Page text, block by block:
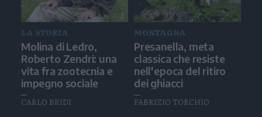
LA STORIA
Molina di Ledro,
Roberto Zendri: una
vita fra zootecnia e
impegno sociale
CARLO BRIDI
MONTAGNA
Presanella, meta
classica che resiste
nell'epoca del ritiro
dei ghiacci
FABRIZIO TORCHIO